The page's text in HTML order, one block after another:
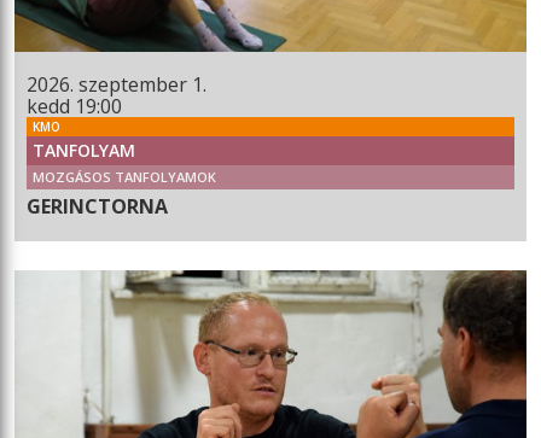
2026. szeptember 1.
kedd 19:00
KMO
TANFOLYAM
MOZGÁSOS TANFOLYAMOK
GERINCTORNA